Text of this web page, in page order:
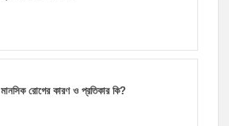
মানসিক রোগের কারণ ও প্রতিকার কি?